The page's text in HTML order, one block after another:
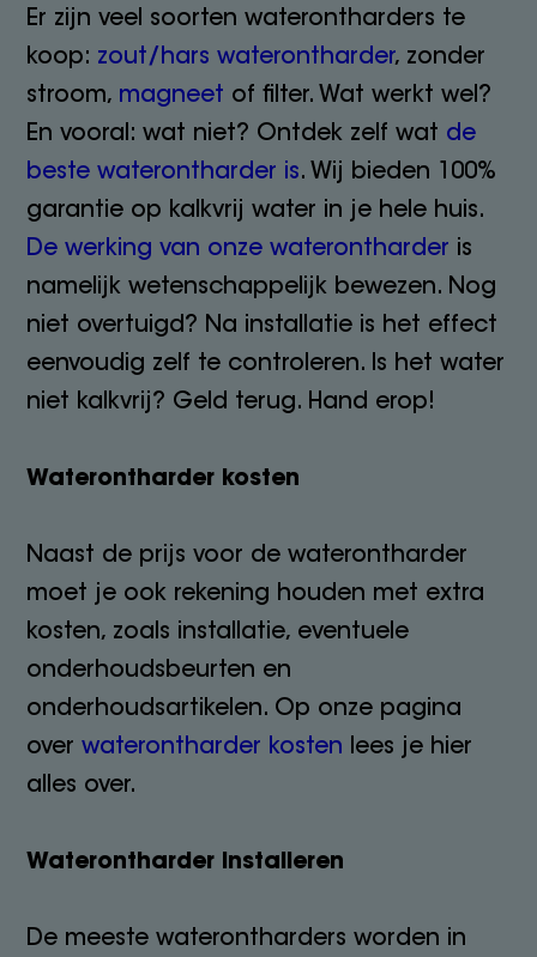
Er zijn veel soorten waterontharders te
koop: zout/hars waterontharder, zonder
stroom, magneet of filter. Wat werkt wel?
En vooral: wat niet? Ontdek zelf wat de
beste waterontharder is. Wij bieden 100%
garantie op kalkvrij water in je hele huis.
De werking van onze waterontharder is
namelijk wetenschappelijk bewezen. Nog
niet overtuigd? Na installatie is het effect
eenvoudig zelf te controleren. Is het water
niet kalkvrij? Geld terug. Hand erop!
Waterontharder kosten
Naast de prijs voor de waterontharder
moet je ook rekening houden met extra
kosten, zoals installatie, eventuele
onderhoudsbeurten en
onderhoudsartikelen. Op onze pagina
overwaterontharder kosten lees je hier
alles over.
Waterontharder installeren
De meeste waterontharders worden in